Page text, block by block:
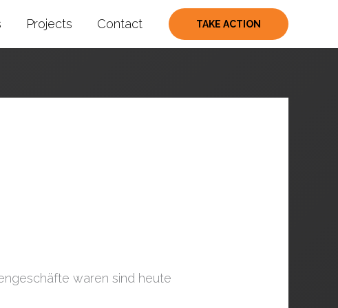
Projects Contact TAKE ACTION
waren sind heute